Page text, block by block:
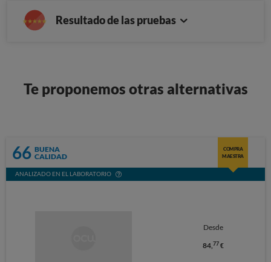
Resultado de las pruebas
Te proponemos otras alternativas
66 BUENA
CALIDAD
COMPRA
MAESTRA
ANALIZADO EN EL LABORATORIO
Desde
84,77€